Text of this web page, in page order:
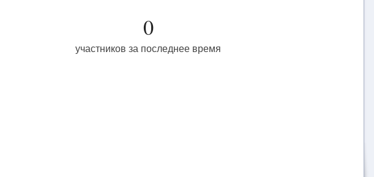
0
участников за последнее время